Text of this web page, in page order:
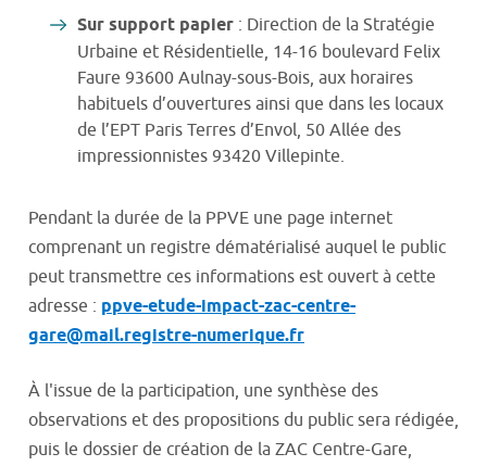
Sur support papier : Direction de la Stratégie
Urbaine et Résidentielle, 14-16 boulevard Felix
Faure 93600 Aulnay-sous-Bois, aux horaires
habituels d’ouvertures ainsi que dans les locaux
de l’EPT Paris Terres d’Envol, 50 Allée des
impressionnistes 93420 Villepinte.
Pendant la durée de la PPVE une page internet
comprenant un registre dématérialisé auquel le public
peut transmettre ces informations est ouvert à cette
adresse : ppve-etude-impact-zac-centre-
gare@mail.registre-numerique.fr
À l'issue de la participation, une synthèse des
observations et des propositions du public sera rédigée,
puis le dossier de création de la ZAC Centre-Gare,